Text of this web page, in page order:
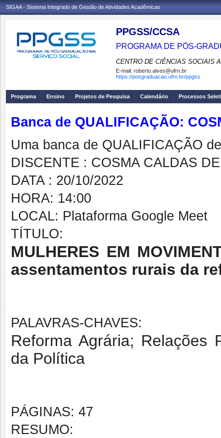
SIGAA - Sistema Integrado de Gestão de Atividades Acadêmicas
PPGSS/CCSA
PROGRAMA DE PÓS-
CENTRO DE CIÊNCIAS SOCIAIS
E-mail: roberto.alves@ufrn.br
https://posgraduacao.ufrn.br/ppgss
Programa Ensino Projetos de Pesquisa Calendário Processos
Banca de QUALIFICAÇÃO:
Uma banca de QUALIFICAÇÃO
DISCENTE : COSMA CALDAS
DATA : 20/10/2022
HORA: 14:00
LOCAL: Plataforma Google Meet
TÍTULO:
MULHERES EM
assentamentos rurais da
PALAVRAS-CHAVES:
Reforma Agrária; Relações
da Política
PÁGINAS: 47
RESUMO: